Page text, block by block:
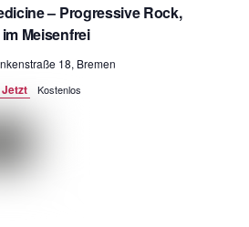
– Progressive Rock,
Meisenfrei
18, Bremen
Kostenlos